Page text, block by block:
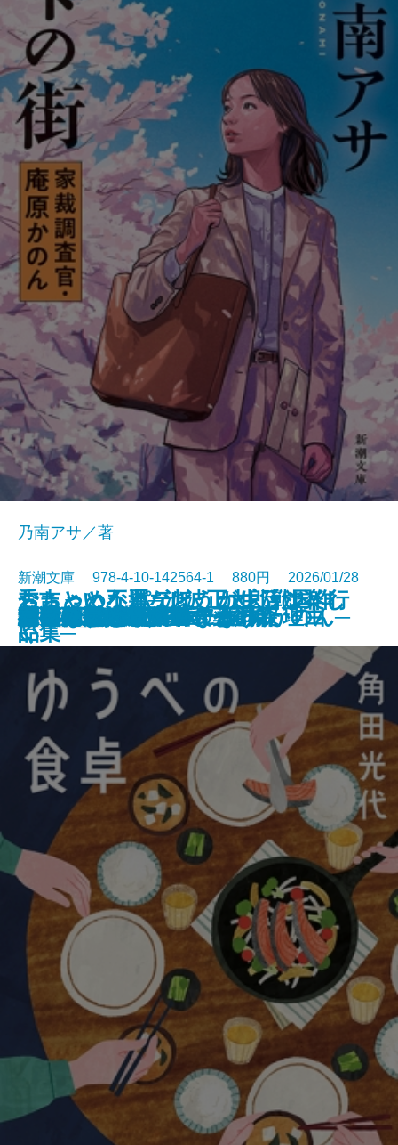
ちょっと不運なほうが生活は楽し
い
わたしたちが泥棒になった理由
こんな感じで書いてます
ラザロの迷宮
悪党たちのシチュー
おちゃめなパティ、カレッジへ行
く
猫の神隠し 幽世の薬剤師
忘らるる惑星
8月31日の初恋
雫の街─家裁調査官・庵原かのん─
乃南アサ／著
新潮文庫 978-4-10-142564-1 880円 2026/01/28
文庫電子書籍あり
ゆうべの食卓
神獣夢望伝
水谷豊 自伝
野獣死すべし
ジャックポット
秀吉という男─池波正太郎戦国作
品集─
判事の殺人リスト〔上〕
判事の殺人リスト〔下〕
彼女の思い出／逆さまの森
君を狂気と呼ぶのなら